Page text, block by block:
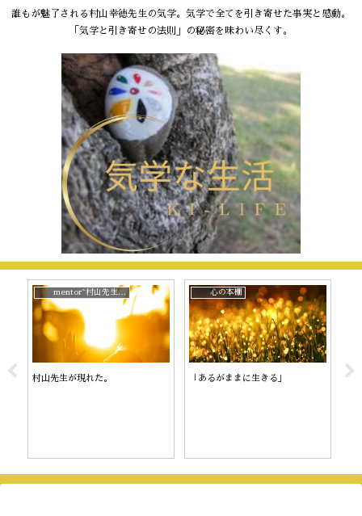
誰もが魅了される村山幸徳先生の気学。気学で全てを引き寄せた事実と感動。
「気学と引き寄せの法則」の秘密を味わい尽くす。
mentor~村山先生と。
村山先生が現れた。
心の本棚
「あるがままに生きる」 陰